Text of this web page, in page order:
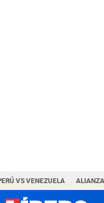
VS VENEZUELA